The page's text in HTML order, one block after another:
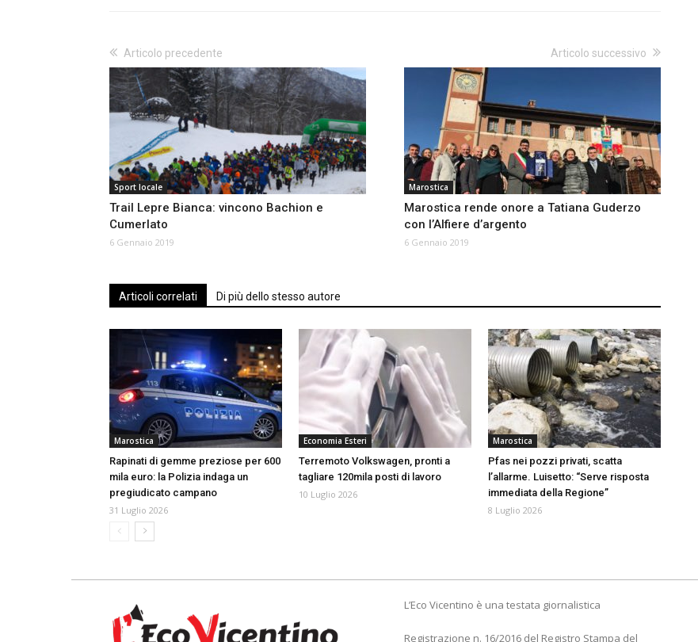
Articolo precedente
Sport locale
Trail Lepre Bianca: vincono Bachion e
Cumerlato
6 Gennaio 2019
Articolo successivo
Marostica
Marostica rende onore a Tatiana Guderzo
con l’Alfiere d’argento
6 Gennaio 2019
Articoli correlati Di più dello stesso autore
Marostica
Rapinati di gemme preziose per 600
mila euro: la Polizia indaga un
pregiudicato campano
31 Luglio 2026
Economia Esteri
Terremoto Volkswagen, pronti a
tagliare 120mila posti di lavoro
10 Luglio 2026
Marostica
Pfas nei pozzi privati, scatta
l’allarme. Luisetto: “Serve risposta
immediata della Regione”
8 Luglio 2026
L’Eco Vicentino è una testata giornalistica
Registrazione n. 16/2016 del Registro Stampa del